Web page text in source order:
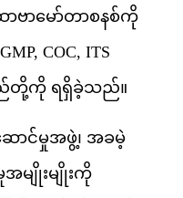
ဗာမော်တာစနစ်ကို
COC, ITS
ကို ရရှိခဲ့သည်။
ောင်မှုအဖွဲ့၊ အခမဲ့
မျိုးမျိုးကို